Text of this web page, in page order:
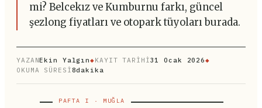
mi? Belcekız ve Kumburnu farkı, güncel
şezlong fiyatları ve otopark tüyoları burada.
YAZANEkin Yalgın◆KAYIT TARİHİ31 Ocak 2026◆
OKUMA SÜRESİ8dakika
PAFTA I · MUĞLA